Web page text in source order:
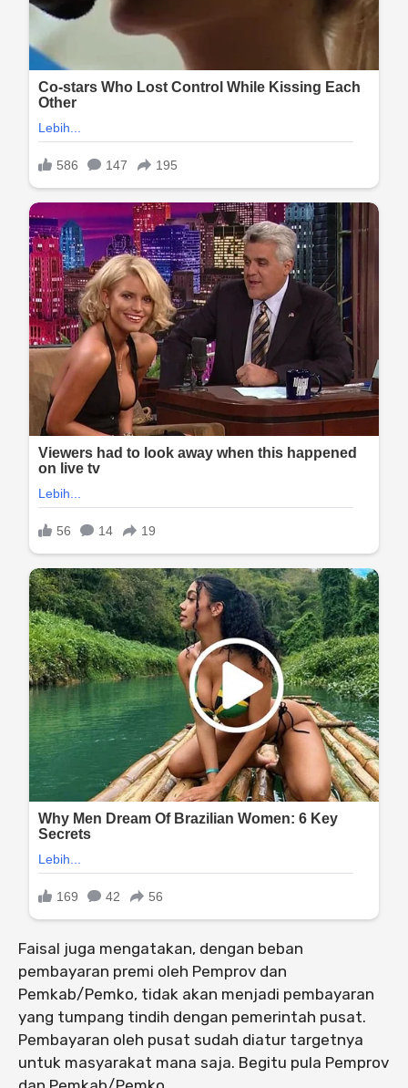
Faisal juga mengatakan, dengan beban
pembayaran premi oleh Pemprov dan
Pemkab/Pemko, tidak akan menjadi pembayaran
yang tumpang tindih dengan pemerintah pusat.
Pembayaran oleh pusat sudah diatur targetnya
untuk masyarakat mana saja. Begitu pula Pemprov